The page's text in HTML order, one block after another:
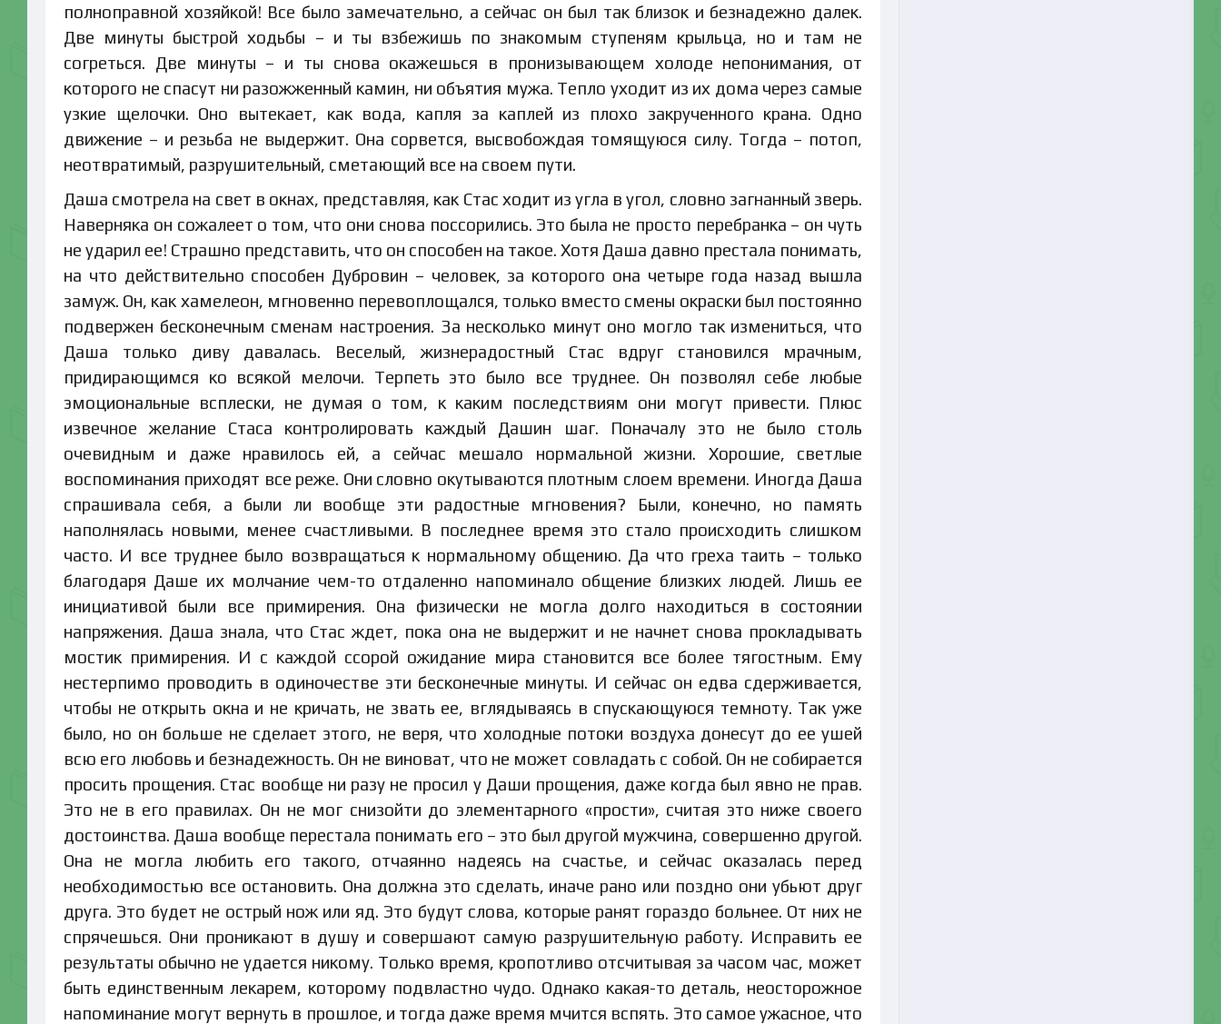
полноправной хозяйкой! Все было замечательно, а сейчас он был так близок и безнадежно далек.
Две минуты быстрой ходьбы – и ты взбежишь по знакомым ступеням крыльца, но и там не
согреться. Две минуты – и ты снова окажешься в пронизывающем холоде непонимания, от
которого не спасут ни разожженный камин, ни объятия мужа. Тепло уходит из их дома через самые
узкие щелочки. Оно вытекает, как вода, капля за каплей из плохо закрученного крана. Одно
движение – и резьба не выдержит. Она сорвется, высвобождая томящуюся силу. Тогда – потоп,
неотвратимый, разрушительный, сметающий все на своем пути.
Даша смотрела на свет в окнах, представляя, как Стас ходит из угла в угол, словно загнанный зверь.
Наверняка он сожалеет о том, что они снова поссорились. Это была не просто перебранка – он чуть
не ударил ее! Страшно представить, что он способен на такое. Хотя Даша давно престала понимать,
на что действительно способен Дубровин – человек, за которого она четыре года назад вышла
замуж. Он, как хамелеон, мгновенно перевоплощался, только вместо смены окраски был постоянно
подвержен бесконечным сменам настроения. За несколько минут оно могло так измениться, что
Даша только диву давалась. Веселый, жизнерадостный Стас вдруг становился мрачным,
придирающимся ко всякой мелочи. Терпеть это было все труднее. Он позволял себе любые
эмоциональные всплески, не думая о том, к каким последствиям они могут привести. Плюс
извечное желание Стаса контролировать каждый Дашин шаг. Поначалу это не было столь
очевидным и даже нравилось ей, а сейчас мешало нормальной жизни. Хорошие, светлые
воспоминания приходят все реже. Они словно окутываются плотным слоем времени. Иногда Даша
спрашивала себя, а были ли вообще эти радостные мгновения? Были, конечно, но память
наполнялась новыми, менее счастливыми. В последнее время это стало происходить слишком
часто. И все труднее было возвращаться к нормальному общению. Да что греха таить – только
благодаря Даше их молчание чем-то отдаленно напоминало общение близких людей. Лишь ее
инициативой были все примирения. Она физически не могла долго находиться в состоянии
напряжения. Даша знала, что Стас ждет, пока она не выдержит и не начнет снова прокладывать
мостик примирения. И с каждой ссорой ожидание мира становится все более тягостным. Ему
нестерпимо проводить в одиночестве эти бесконечные минуты. И сейчас он едва сдерживается,
чтобы не открыть окна и не кричать, не звать ее, вглядываясь в спускающуюся темноту. Так уже
было, но он больше не сделает этого, не веря, что холодные потоки воздуха донесут до ее ушей
всю его любовь и безнадежность. Он не виноват, что не может совладать с собой. Он не собирается
просить прощения. Стас вообще ни разу не просил у Даши прощения, даже когда был явно не прав.
Это не в его правилах. Он не мог снизойти до элементарного «прости», считая это ниже своего
достоинства. Даша вообще перестала понимать его – это был другой мужчина, совершенно другой.
Она не могла любить его такого, отчаянно надеясь на счастье, и сейчас оказалась перед
необходимостью все остановить. Она должна это сделать, иначе рано или поздно они убьют друг
друга. Это будет не острый нож или яд. Это будут слова, которые ранят гораздо больнее. От них не
спрячешься. Они проникают в душу и совершают самую разрушительную работу. Исправить ее
результаты обычно не удается никому. Только время, кропотливо отсчитывая за часом час, может
быть единственным лекарем, которому подвластно чудо. Однако какая-то деталь, неосторожное
напоминание могут вернуть в прошлое, и тогда даже время мчится вспять. Это самое ужасное, что